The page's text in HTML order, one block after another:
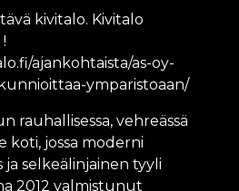
kivitalo. Kivitalo
ajankohtaista/as-oy-
ymparistoaan/
rauhallisessa, vehreässä
koti, jossa moderni
selkeälinjainen tyyli
2012 valmistunut